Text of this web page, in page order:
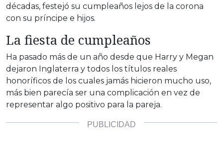
décadas, festejó su cumpleaños lejos de la corona
con su príncipe e hijos.
La fiesta de cumpleaños
Ha pasado más de un año desde que Harry y Megan
dejaron Inglaterra y todos los títulos reales
honoríficos de los cuales jamás hicieron mucho uso,
más bien parecía ser una complicación en vez de
representar algo positivo para la pareja.